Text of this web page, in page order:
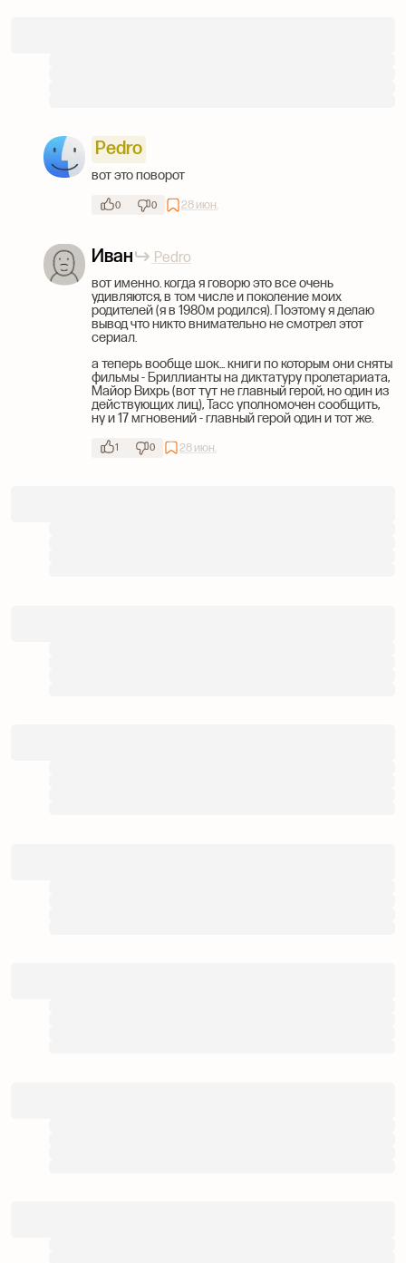
Pedro
вот это поворот
0 0 28 июн.
Иван
Pedro
вот именно. когда я говорю это все очень
удивляются, в том числе и поколение моих
родителей (я в 1980м родился). Поэтому я делаю
вывод что никто внимательно не смотрел этот
сериал.
а теперь вообще шок... книги по которым они сняты
фильмы - Бриллианты на диктатуру пролетариата,
Майор Вихрь (вот тут не главный герой, но один из
действующих лиц), Тасс уполномочен сообщить,
ну и 17 мгновений - главный герой один и тот же.
1 0 28 июн.